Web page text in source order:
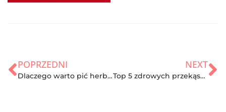
POPRZEDNI
Dlaczego warto pić herbatę?
NEXT
Top 5 zdrowych przekąsek poniżej 100 kcal